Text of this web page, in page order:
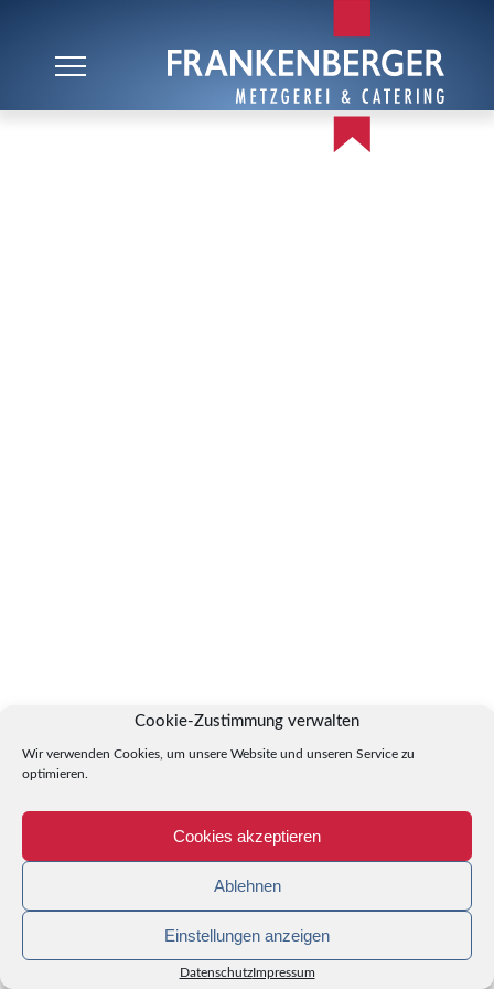
Cookie-Zustimmung verwalten
Wir verwenden Cookies, um unsere Website und unseren Service zu
optimieren.
Cookies akzeptieren
Ablehnen
Einstellungen anzeigen
DatenschutzImpressum